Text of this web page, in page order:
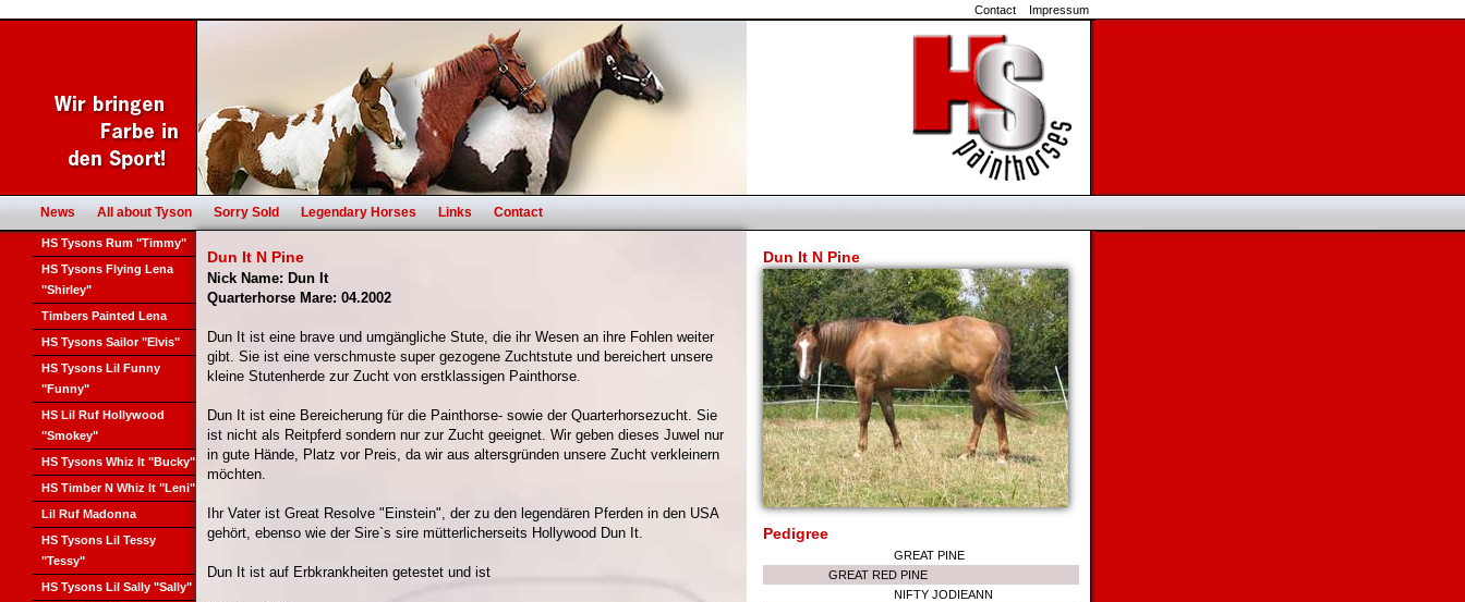
Contact Impressum
News All about Tyson Sorry Sold Legendary Horses Links Contact
HS Tysons Rum "Timmy"
HS Tysons Flying Lena
"Shirley"
Timbers Painted Lena
HS Tysons Sailor "Elvis"
HS Tysons Lil Funny
"Funny"
HS Lil Ruf Hollywood
"Smokey"
HS Tysons Whiz It "Bucky"
HS Timber N Whiz It "Leni"
Lil Ruf Madonna
HS Tysons Lil Tessy
"Tessy"
HS Tysons Lil Sally "Sally"
Dun It N Pine
Nick Name: Dun It
Quarterhorse Mare: 04.2002
Dun It ist eine brave und umgängliche Stute, die ihr Wesen an ihre Fohlen weiter
gibt. Sie ist eine verschmuste super gezogene Zuchtstute und bereichert unsere
kleine Stutenherde zur Zucht von erstklassigen Painthorse.
Dun It ist eine Bereicherung für die Painthorse- sowie der Quarterhorsezucht. Sie
ist nicht als Reitpferd sondern nur zur Zucht geeignet. Wir geben dieses Juwel nur
in gute Hände, Platz vor Preis, da wir aus altersgründen unsere Zucht verkleinern
möchten.
Ihr Vater ist Great Resolve "Einstein", der zu den legendären Pferden in den USA
gehört, ebenso wie der Sire`s sire mütterlicherseits Hollywood Dun It.
Dun It ist auf Erbkrankheiten getestet und ist
Dun It N Pine
Pedigree
GREAT PINE
GREAT RED PINE
NIFTY JODIEANN